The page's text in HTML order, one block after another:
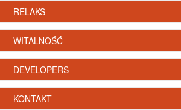
RELAKS
WITALNOŚĆ
DEVELOPERS
KONTAKT